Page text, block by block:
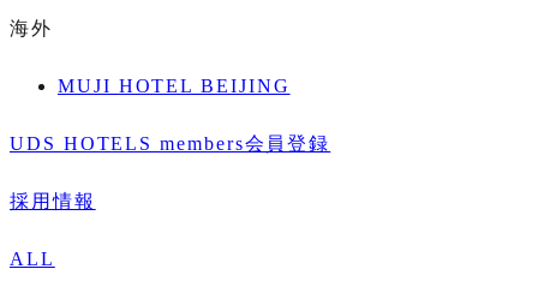
海外
MUJI HOTEL BEIJING
UDS HOTELS members会員登録
採用情報
ALL